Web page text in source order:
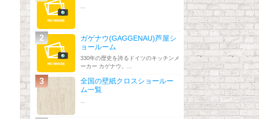
ガゲナウ(GAGGENAU)芦屋シ
ョールーム
330年の歴史を誇るドイツのキッチンメ
ーカー カゲナウ。...
全国の壁紙クロスショールー
ム一覧